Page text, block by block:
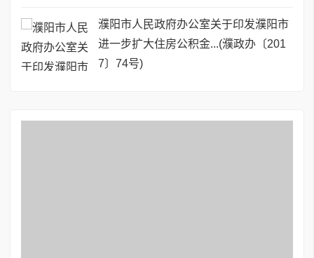
濮阳市人民政府办公室关于印发濮阳市
进一步扩大住房公积金...(濮政办〔201
7〕74号)